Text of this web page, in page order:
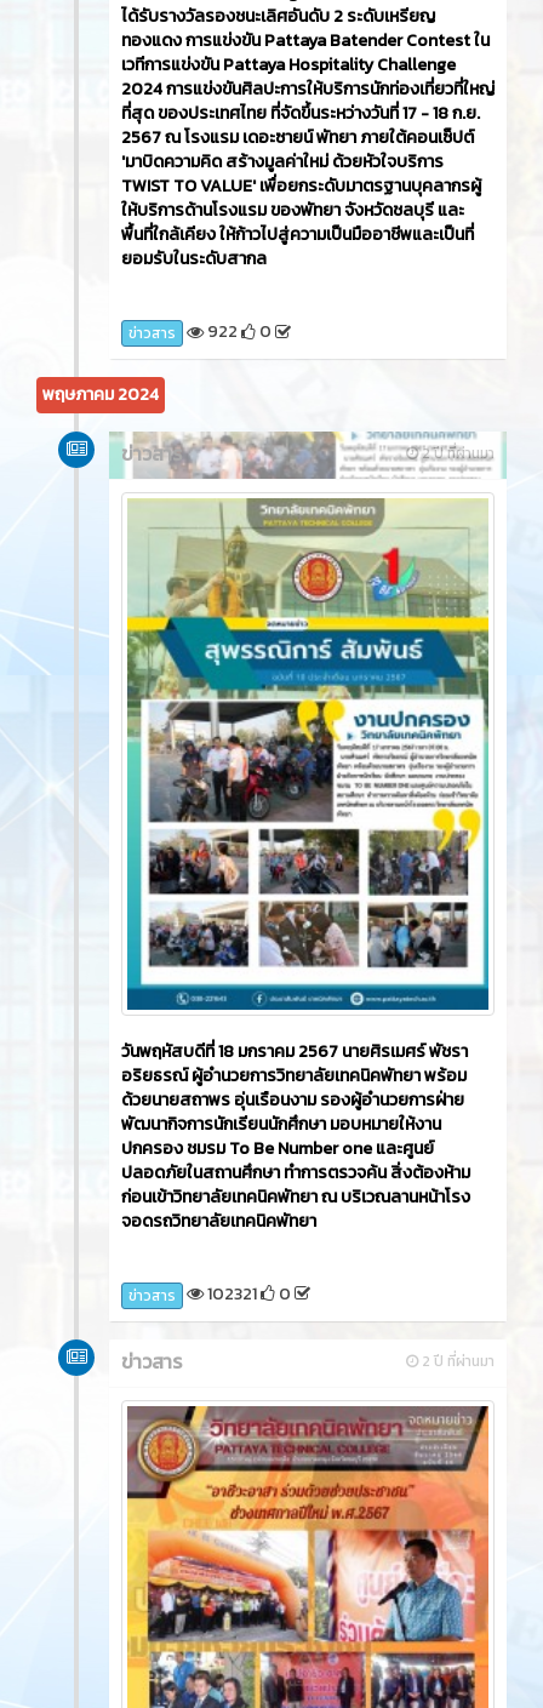
วันพุธที่ 18 กันยายน พ.ศ.2567 นายศิรเมศร์ พัชราอริยะ
ธรณ์ ผู้อำนวยการวิทยาลัยเทคนิคพัทยา ประธานในพิธี
กล่าวเปิดโครงการพิธีมอบโล่ยกย่องเชิดชูเกียรติสถาน
ประกอบการในการจัดการอาชีวศึกษาระบบทวิภาคี
คุณภาพสูงประจำปีการศึกษา 2567 โดยมีสถาน
ประกอบการเข้าร่วมจำนวน97 สถานประกอบการ ณ หอ
ประชุมสุพรรณิการ์ วิทยาลัยเทคนิคพัทยา
ข่าวสาร
วิทยาลัยเทคนิคพัทยา ขอแสดงความยินดีกับศิษย์เก่า
แผนกวิชาการโรงแรม นางสาวจิธิพร กุลสวัสดิ์ ได้รับ
รางวัลชนะเลิศ ระดับเหรียญทอง การแข่งขัน Creative
Coffee Break Challenge และ นายกรวิชญ์ รังหอม
ได้รับรางวัลรองชนะเลิศอันดับ 2 ระดับเหรียญ
ทองแดง การแข่งขัน Pattaya Batender Contest ใน
เวทีการแข่งขัน Pattaya Hospitality Challenge
2024 การแข่งขันศิลปะการให้บริการนักท่องเที่ยวที่ใหญ่
ที่สุด ของประเทศไทย ที่จัดขึ้นระหว่างวันที่ 17 - 18 ก.ย.
2567 ณ โรงแรม เดอะซายน์ พัทยา ภายใต้คอนเซ็ปต์
'มาบิดความคิด สร้างมูลค่าใหม่ ด้วยหัวใจบริการ
TWIST TO VALUE' เพื่อยกระดับมาตรฐานบุคลากรผู้
ให้บริการด้านโรงแรม ของพัทยา จังหวัดชลบุรี และ
พื้นที่ใกล้เคียง ให้ก้าวไปสู่ความเป็นมืออาชีพและเป็นที่
ยอมรับในระดับสากล
ข่าวสาร 922 0
พฤษภาคม 2024
2 ปี ที่ผ่านมา
ข่าวสาร
วันพฤหัสบดีที่ 18 มกราคม 2567 นายศิรเมศร์ พัชรา
อริยธรณ์ ผู้อำนวยการวิทยาลัยเทคนิคพัทยา พร้อม
ด้วยนายสถาพร อุ่นเรือนงาม รองผู้อำนวยการฝ่าย
พัฒนากิจการนักเรียนนักศึกษา มอบหมายให้งาน
ปกครอง ชมรม To Be Number one และศูนย์
ปลอดภัยในสถานศึกษา ทำการตรวจค้น สิ่งต้องห้าม